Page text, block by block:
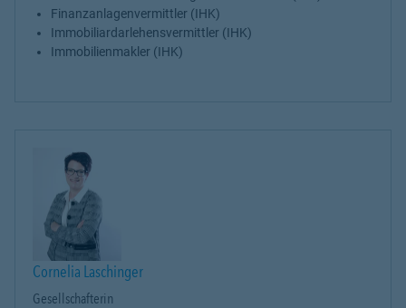
Finanzanlagenvermittler (IHK)
Immobiliardarlehensvermittler (IHK)
Immobilienmakler (IHK)
Cornelia Laschinger
Gesellschafterin